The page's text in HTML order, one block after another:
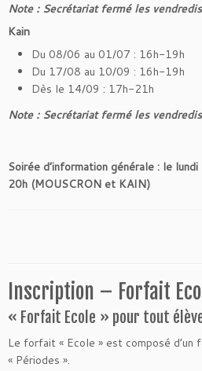
Note : Secrétariat fermé les vendredis
Kain
Du 08/06 au 01/07 : 16h-19h
Du 17/08 au 10/09 : 16h-19h
Dès le 14/09 : 17h-21h
Note : Secrétariat fermé les vendredis
Soirée d’information générale : le
20h (MOUSCRON et KAIN)
Inscription – Forfait
« Forfait Ecole » pour tout
Le forfait « Ecole » est composé
« Périodes ».